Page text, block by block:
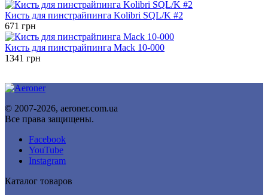
Кисть для пинстрайпинга Kolibri SQL/K #2
671 грн
Кисть для пинстрайпинга Mack 10-000
1341 грн
© 2007-2026, aeroner.com.ua
Все права защищены.
Facebook
YouTube
Instagram
Каталог товаров